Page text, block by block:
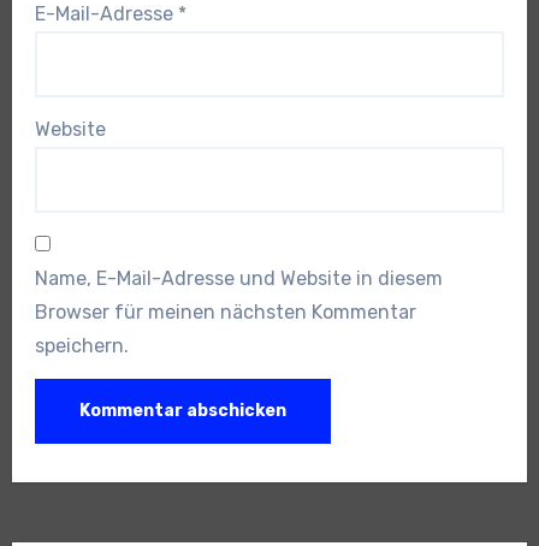
E-Mail-Adresse *
Website
Name, E-Mail-Adresse und Website in diesem
Browser für meinen nächsten Kommentar
speichern.